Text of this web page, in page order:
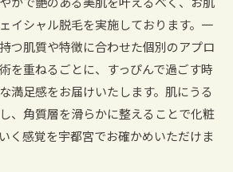
かで艶のある美肌を叶えるべく、お肌
イシャル脱毛を実施しております。一
つ肌質や特徴に合わせた個別のアプロ
を重ねるごとに、すっぴんで過ごす時
満足感をお届けいたします。肌にうる
、角質層を滑らかに整えることで化粧
く感覚を宇都宮でお確かめいただけま